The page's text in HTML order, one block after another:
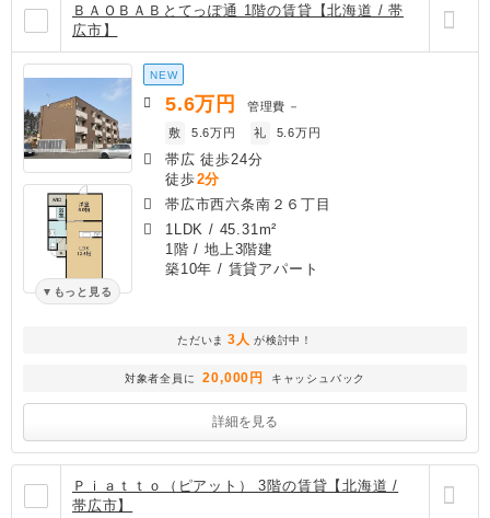
ＢＡＯＢＡＢとてっぽ通 1階の賃貸【北海道 / 帯
広市】
もっと見る
NEW
5.6万円 管理費 －
敷
5.6万円 礼 5.6万円
帯広 徒歩24分
徒歩2分
帯広市西六条南２６丁目
1LDK / 45.31m²
1階 / 地上3階建
築10年 / 賃貸アパート
ただいま 3人 が検討中！
対象者全員に 20,000円 キャッシュバック
詳細を見る
Ｐｉａｔｔｏ（ピアット） 3階の賃貸【北海道 /
帯広市】